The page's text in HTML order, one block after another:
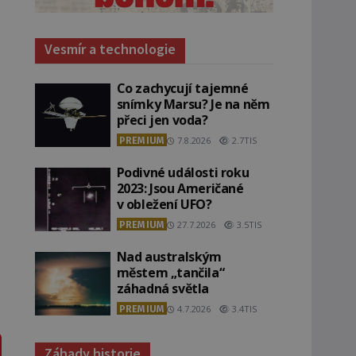
Vesmír a technologie
Co zachycují tajemné
snímky Marsu? Je na něm
přeci jen voda?
PREMIUM 7.8.2026 2.7TIS
Podivné události roku
2023: Jsou Američané
v obležení UFO?
PREMIUM 27.7.2026 3.5TIS
Nad australským
městem „tančila“
záhadná světla
PREMIUM 4.7.2026 3.4TIS